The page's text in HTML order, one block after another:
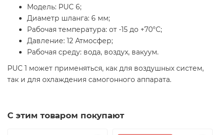
Модель: PUC 6;
Диаметр шланга: 6 мм;
Рабочая температура: от -15 до +70°C;
Давление: 12 Атмосфер;
Рабочая среду: вода, воздух, вакуум.
PUC 1 может применяться, как для воздушных систем,
так и для охлаждения самогонного аппарата.
С этим товаром покупают